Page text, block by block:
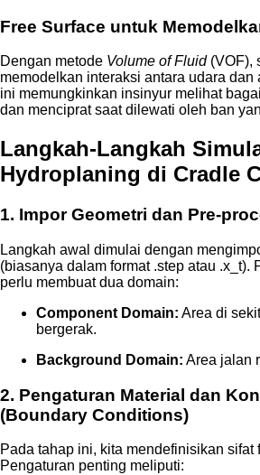
Free Surface untuk
Dengan metode Volume of Fluid(VOF),
memodelkan interaksi antara udara dan
ini memungkinkan insinyur melihat
dan menciprat saat dilewati oleh ban
Langkah-Langkah
Hydroplaning di Cradle
1. Impor Geometri dan Pre-
Langkah awal dimulai dengan
(biasanya dalam format .step atau .x_t).
perlu membuat dua domain:
Component Domain: Area di
bergerak.
Background Domain: Area jalan
2. Pengaturan Material dan
(Boundary Conditions)
Pada tahap ini, kita mendefinisikan sifat
Pengaturan penting meliputi: